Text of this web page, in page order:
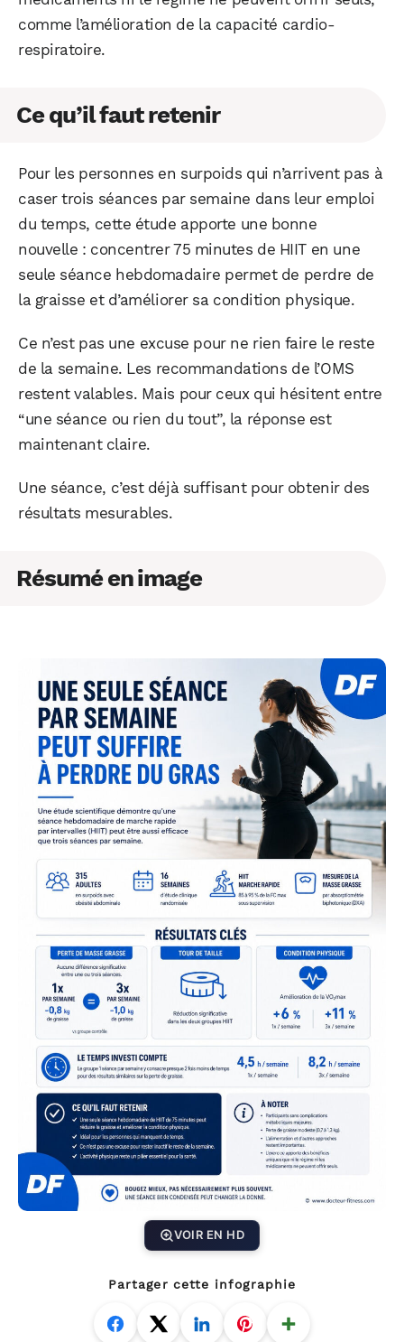
comme l’amélioration de la capacité cardio-
respiratoire.
Ce qu’il faut retenir
Pour les personnes en surpoids qui n’arrivent pas à
caser trois séances par semaine dans leur emploi
du temps, cette étude apporte une bonne
nouvelle : concentrer 75 minutes de HIIT en une
seule séance hebdomadaire permet de perdre de
la graisse et d’améliorer sa condition physique.
Ce n’est pas une excuse pour ne rien faire le reste
de la semaine. Les recommandations de l’OMS
restent valables. Mais pour ceux qui hésitent entre
“une séance ou rien du tout”, la réponse est
maintenant claire.
Une séance, c’est déjà suffisant pour obtenir des
résultats mesurables.
Résumé en image
VOIR EN HD
Partager cette infographie